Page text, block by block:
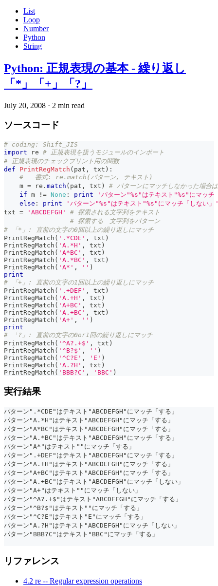
List
Loop
Number
Python
String
Python: 正規表現の基本 - 繰り返し
「*」「+」「?」
July 20, 2008 · 2 min read
ソースコード
# coding: Shift_JIS
import re # 正規表現を扱うモジュールのインポート
# 正規表現のチェックプリント用の関数
def
PrintRegMatch ( pat , txt ) :
#   書式: re.match(パターン, テキスト)
    m
= re . match ( pat , txt )
# パターンにマッチしなかった場合
if m != None : print
'パターン"%s"はテキスト"%s"にマッチ
else : print
'パターン"%s"はテキスト"%s"にマッチ「しない
txt = 'ABCDEFGH'
# 探索される文字列をテキスト
# 探索する　文字列をパターン
# 「*」: 直前の文字の0回以上の繰り返しにマッチ
PrintRegMatch ( '.*CDE' , txt )
PrintRegMatch ( 'A.*H' , txt )
PrintRegMatch ( 'A*BC' , txt )
PrintRegMatch ( 'A.*BC' , txt )
PrintRegMatch ( 'A*' , '' )
print
# 「+」: 直前の文字の1回以上の繰り返しにマッチ
PrintRegMatch ( '.+DEF' , txt )
PrintRegMatch ( 'A.+H' , txt )
PrintRegMatch ( 'A+BC' , txt )
PrintRegMatch ( 'A.+BC' , txt )
PrintRegMatch ( 'A+' , '' )
print
# 「?」: 直前の文字の0or1回の繰り返しにマッチ
PrintRegMatch ( '^A?.+$' , txt )
PrintRegMatch ( '^B?$' , '' )
PrintRegMatch ( '^C?E' , 'E' )
PrintRegMatch ( 'A.?H' , txt )
PrintRegMatch ( 'BBB?C' , 'BBC' )
実行結果
パターン".*CDE"はテキスト"ABCDEFGH"にマッチ「する」
パターン"A.*H"はテキスト"ABCDEFGH"にマッチ「する」
パターン"A*BC"はテキスト"ABCDEFGH"にマッチ「する」
パターン"A.*BC"はテキスト"ABCDEFGH"にマッチ「する」
パターン"A*"はテキスト""にマッチ「する」
パターン".+DEF"はテキスト"ABCDEFGH"にマッチ「する」
パターン"A.+H"はテキスト"ABCDEFGH"にマッチ「する」
パターン"A+BC"はテキスト"ABCDEFGH"にマッチ「する」
パターン"A.+BC"はテキスト"ABCDEFGH"にマッチ「しない」
パターン"A+"はテキスト""にマッチ「しない」
パターン"^A?.+$"はテキスト"ABCDEFGH"にマッチ「する」
パターン"^B?$"はテキスト""にマッチ「する」
パターン"^C?E"はテキスト"E"にマッチ「する」
パターン"A.?H"はテキスト"ABCDEFGH"にマッチ「しない」
パターン"BBB?C"はテキスト"BBC"にマッチ「する」
リファレンス
4.2 re -- Regular expression operations